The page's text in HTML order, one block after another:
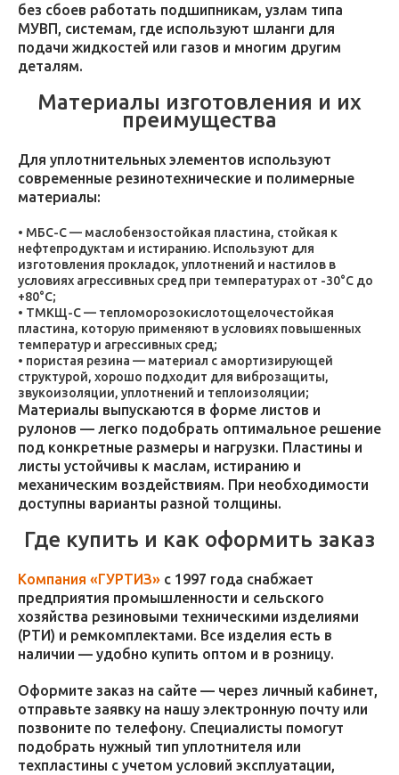
без сбоев работать подшипникам, узлам типа
МУВП, системам, где используют шланги для
подачи жидкостей или газов и многим другим
деталям.
Материалы изготовления и их
преимущества
Для уплотнительных элементов используют
современные резинотехнические и полимерные
материалы:
МБС-С — маслобензостойкая пластина, стойкая к
нефтепродуктам и истиранию. Используют для
изготовления прокладок, уплотнений и настилов в
условиях агрессивных сред при температурах от -30°C до
+80°C;
ТМКЩ-С — тепломорозокислотощелочестойкая
пластина, которую применяют в условиях повышенных
температур и агрессивных сред;
пористая резина — материал с амортизирующей
структурой, хорошо подходит для виброзащиты,
звукоизоляции, уплотнений и теплоизоляции;
Материалы выпускаются в форме листов и
рулонов — легко подобрать оптимальное решение
под конкретные размеры и нагрузки. Пластины и
листы устойчивы к маслам, истиранию и
механическим воздействиям. При необходимости
доступны варианты разной толщины.
Где купить и как оформить заказ
Компания «ГУРТИЗ» с 1997 года снабжает
предприятия промышленности и сельского
хозяйства резиновыми техническими изделиями
(РТИ) и ремкомплектами. Все изделия есть в
наличии — удобно купить оптом и в розницу.
Оформите заказ на сайте — через личный кабинет,
отправьте заявку на нашу электронную почту или
позвоните по телефону. Специалисты помогут
подобрать нужный тип уплотнителя или
техпластины с учетом условий эксплуатации,